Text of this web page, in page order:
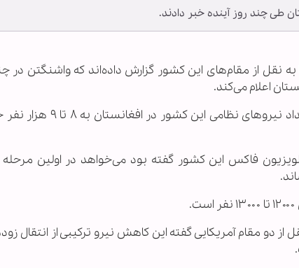
به نقل از مقام‌‌های این کشور گزارش داده‌اند که واشنگتن در
به گفته این مقام‌‌ها در پی خروج نیروهای آمریکایی، تعداد نیروهای
فاکس این کشور گفته بود می‌‌‌خواهد در اولین مرحله
دو مقام آمریکایی گفته این کاهش نیرو ترکیبی از انتقال